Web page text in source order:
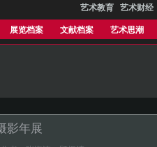
艺术教育 艺术财经
展览档案 文献档案 艺术思潮
影年展